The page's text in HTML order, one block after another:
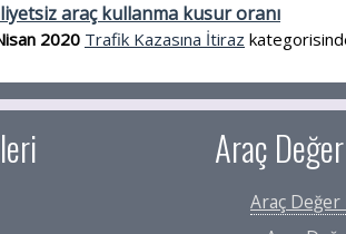
araç kullanma kusur oranı
2020 Trafik Kazasına İtiraz
Araç
Araç Değer